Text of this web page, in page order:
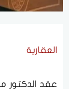
العقارية
عقد الدكتور